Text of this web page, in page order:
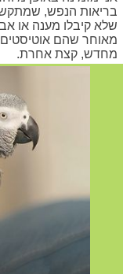
בריאות הנפש,
שלא קיבלו מענה או
מאוחר שהם
מחדש, קצת אחרת.